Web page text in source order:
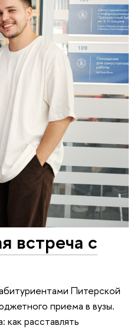
встреча с
Питерской
приема в вузы.
расставлять